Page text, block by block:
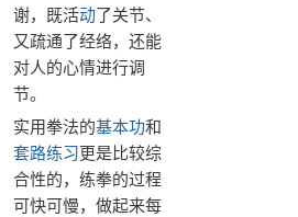
谢，既活动了关节、
又疏通了经络，还能
对人的心情进行调
节。
实用拳法的基本功和
套路练习更是比较综
合性的，练拳的过程
可快可慢，做起来每